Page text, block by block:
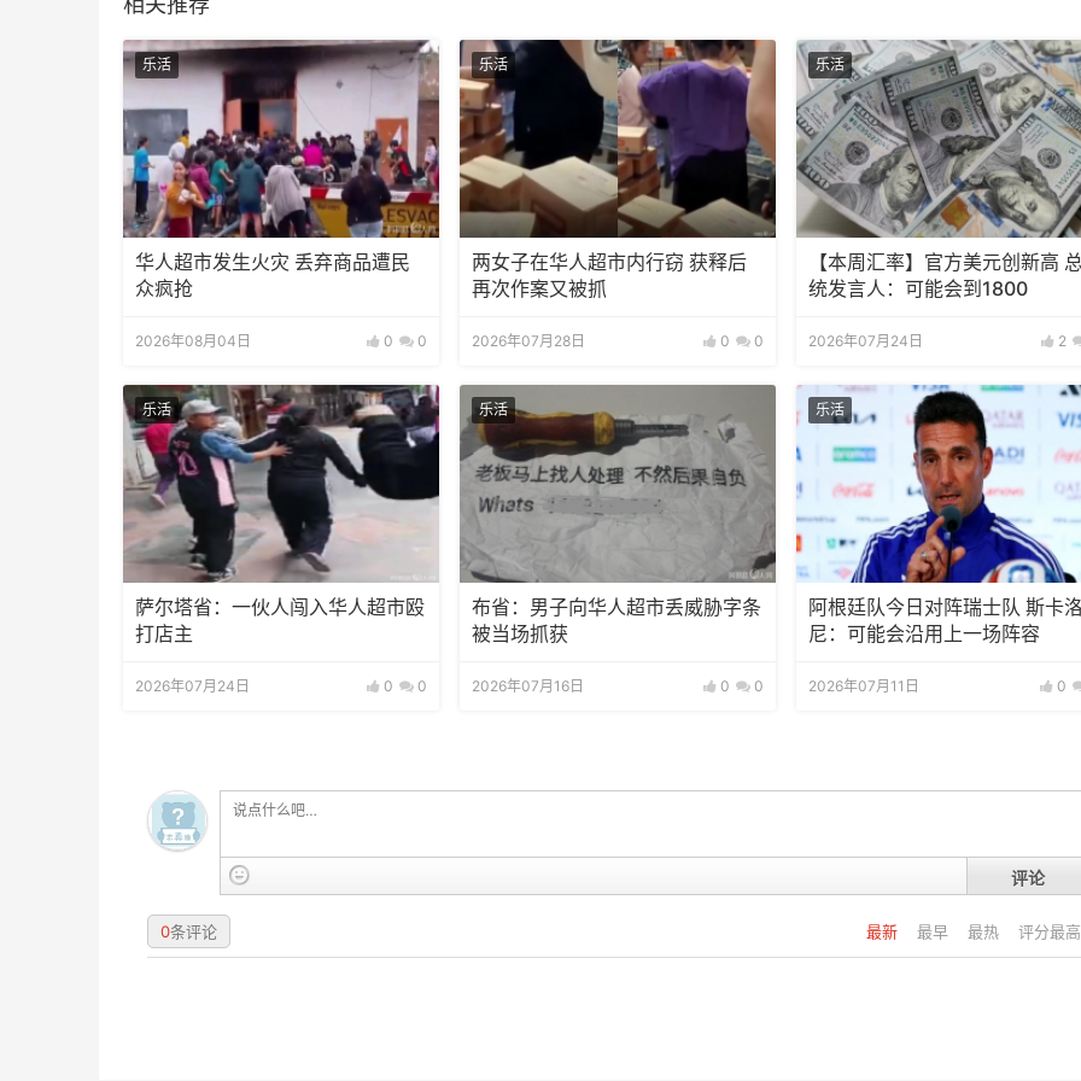
乐活
华人超市发生火灾 丢弃商品遭民
众疯抢
2026年08月04日 0 0
乐活
两女子在华人超市内行窃 获释后
再次作案又被抓
2026年07月28日 0 0
乐活
【本周汇率】官方美元创新高
统发言人：可能会到1800
2026年07月24日 2
乐活
萨尔塔省：一伙人闯入华人超市殴
打店主
2026年07月24日 0 0
乐活
布省：男子向华人超市丢威胁字条
被当场抓获
2026年07月16日 0 0
乐活
阿根廷队今日对阵瑞士队 斯卡
尼：可能会沿用上一场阵容
2026年07月11日 0
评论
最新 最早 最热 评分最高
0条评论